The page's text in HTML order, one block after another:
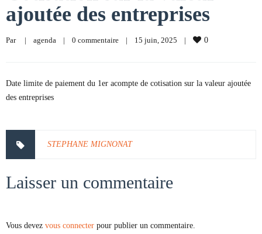
ajoutée des entreprises
Par | agenda | 0 commentaire | 15 juin, 2025 | 0
Date limite de paiement du 1er acompte de cotisation sur la valeur ajoutée
des entreprises
STEPHANE MIGNONAT
Laisser un commentaire
Vous devez vous connecter pour publier un commentaire.